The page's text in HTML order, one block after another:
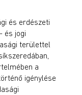
és erdészeti
és jogi
területtel
a
igénylése